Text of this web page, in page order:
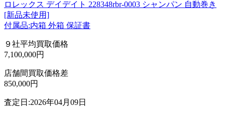
ロレックス デイデイト 228348rbr-0003 シャンパン 自動巻き
[新品未使用]
付属品:内箱 外箱 保証書
９社平均買取価格
7,100,000円
店舗間買取価格差
850,000円
査定日:2026年04月09日